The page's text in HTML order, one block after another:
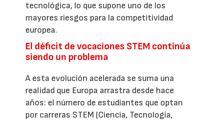
tecnológica, lo que supone uno de los
mayores riesgos para la competitividad
europea.
El déficit de vocaciones STEM continúa
siendo un problema
A esta evolución acelerada se suma una
realidad que Europa arrastra desde hace
años: el número de estudiantes que optan
por carreras STEM (Ciencia, Tecnología,